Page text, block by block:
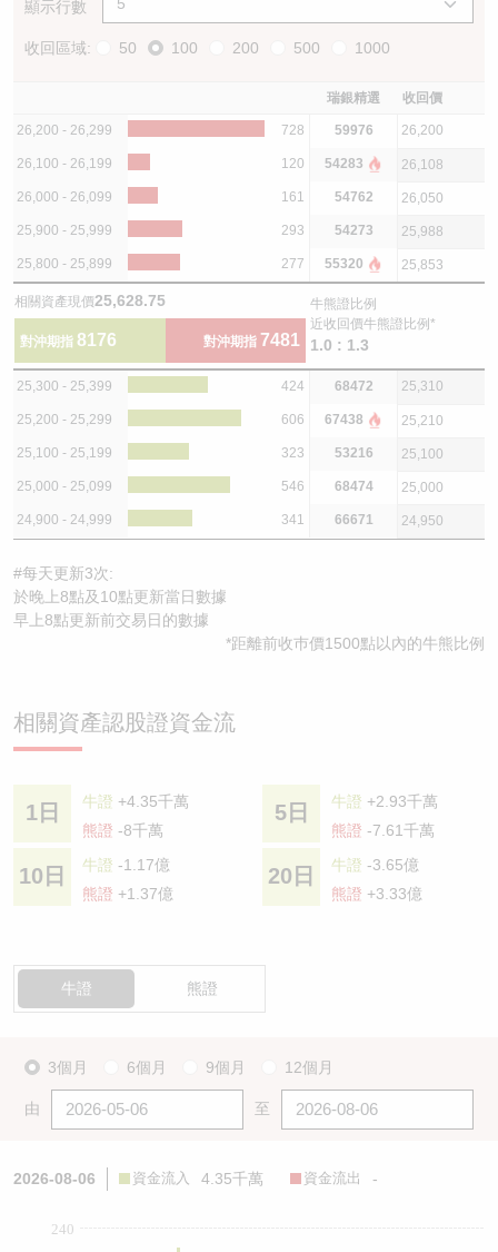
顯示行數
收回區域: 50 100 200 500 1000
瑞銀精選 收回價
26,200 - 26,299 728 59976 26,200
26,100 - 26,199 120 54283 26,108
26,000 - 26,099 161 54762 26,050
25,900 - 25,999 293 54273 25,988
25,800 - 25,899 277 55320 25,853
相關資產現價25,628.75
對沖期指 8176 對沖期指 7481
牛熊證比例
近收回價牛熊證比例*
1.0 : 1.3
25,300 - 25,399 424 68472 25,310
25,200 - 25,299 606 67438 25,210
25,100 - 25,199 323 53216 25,100
25,000 - 25,099 546 68474 25,000
24,900 - 24,999 341 66671 24,950
#每天更新3次:
於晚上8點及10點更新當日數據
早上8點更新前交易日的數據
*距離前收巿價1500點以內的牛熊比例
相關資產認股證資金流
1日 牛證 +4.35千萬
熊證 -8千萬
5日 牛證 +2.93千萬
熊證 -7.61千萬
10日 牛證 -1.17億
熊證 +1.37億
20日 牛證 -3.65億
熊證 +3.33億
牛證 熊證
3個月 6個月 9個月 12個月
由 至
2026-08-06 資金流入 4.35千萬 資金流出 -
240